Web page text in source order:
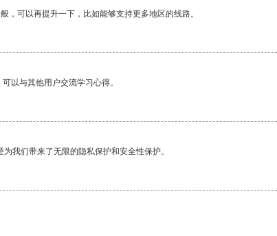
，可以再提升一下，比如能够支持更多地区的线路。
以与其他用户交流学习心得。
我们带来了无限的隐私保护和安全性保护。